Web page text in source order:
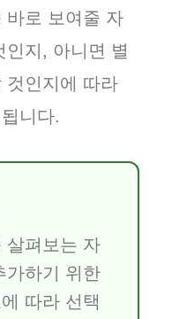
바로 보여줄 자
인지, 아니면 별
것인지에 따라
니다.
살펴보는 자
가하기 위한
따라 선택